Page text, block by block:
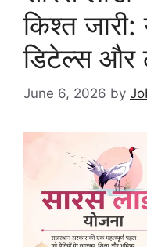
किश्त
डिटेल्स और
June 6, 2026 by